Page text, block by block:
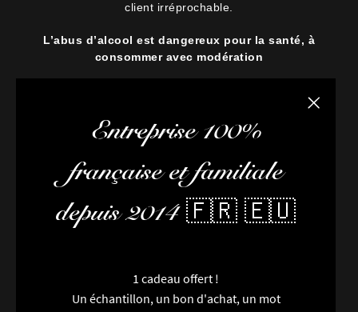
Fermer
Entreprise 100%
française et familiale
depuis 2014 🇫🇷 🇪🇺
1 cadeau offert !
Un échantillon, un bon d'achat, un mot
client irréprochable.
L’abus d’alcool est dangereux pour la santé, à
consommer avec modération